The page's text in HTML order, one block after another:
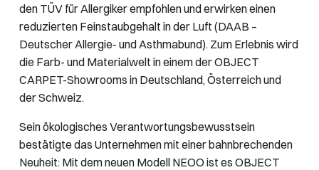
den TÜV für Allergiker empfohlen und erwirken einen
reduzierten Feinstaubgehalt in der Luft (DAAB –
Deutscher Allergie- und Asthmabund). Zum Erlebnis wird
die Farb- und Materialwelt in einem der OBJECT
CARPET-Showrooms in Deutschland, Österreich und
der Schweiz.
Sein ökologisches Verantwortungsbewusstsein
bestätigte das Unternehmen mit einer bahnbrechenden
Neuheit: Mit dem neuen Modell NEOO ist es OBJECT